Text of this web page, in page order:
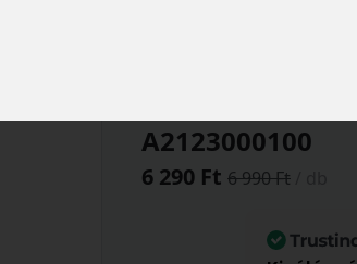
A2123000100
6 290 Ft 6 990 Ft